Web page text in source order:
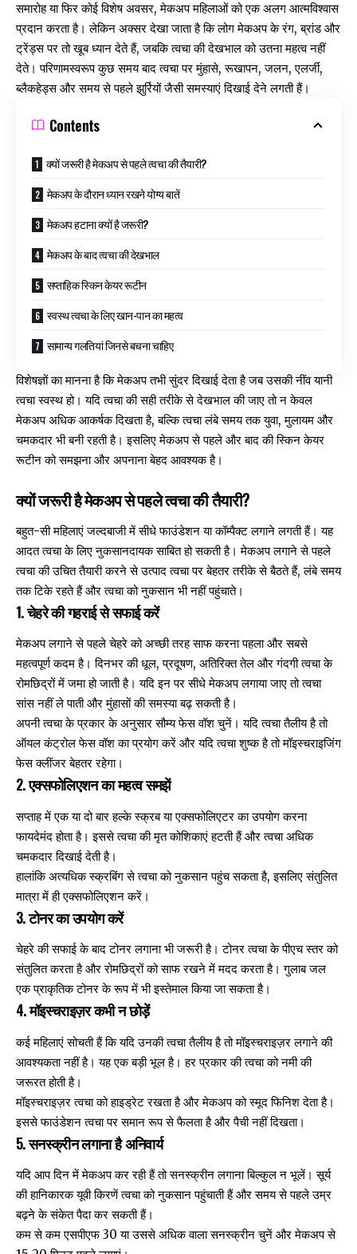
समारोह या फिर कोई विशेष अवसर, मेकअप महिलाओं को एक अलग आत्मविश्वास
प्रदान करता है। लेकिन अक्सर देखा जाता है कि लोग मेकअप के रंग, ब्रांड और
ट्रेंड्स पर तो खूब ध्यान देते हैं, जबकि त्वचा की देखभाल को उतना महत्व नहीं
देते। परिणामस्वरूप कुछ समय बाद त्वचा पर मुंहासे, रूखापन, जलन, एलर्जी,
ब्लैकहेड्स और समय से पहले झुर्रियों जैसी समस्याएं दिखाई देने लगती हैं।
Contents
क्यों जरूरी है मेकअप से पहले त्वचा की तैयारी?
मेकअप के दौरान ध्यान रखने योग्य बातें
मेकअप हटाना क्यों है जरूरी?
मेकअप के बाद त्वचा की देखभाल
सप्ताहिक स्किन केयर रूटीन
स्वस्थ त्वचा के लिए खान-पान का महत्व
सामान्य गलतियां जिनसे बचना चाहिए
विशेषज्ञों का मानना है कि मेकअप तभी सुंदर दिखाई देता है जब उसकी नींव यानी
त्वचा स्वस्थ हो। यदि त्वचा की सही तरीके से देखभाल की जाए तो न केवल
मेकअप अधिक आकर्षक दिखता है, बल्कि त्वचा लंबे समय तक युवा, मुलायम और
चमकदार भी बनी रहती है। इसलिए मेकअप से पहले और बाद की स्किन केयर
रूटीन को समझना और अपनाना बेहद आवश्यक है।
क्यों जरूरी है मेकअप से पहले त्वचा की तैयारी?
बहुत-सी महिलाएं जल्दबाजी में सीधे फाउंडेशन या कॉम्पैक्ट लगाने लगती हैं। यह
आदत त्वचा के लिए नुकसानदायक साबित हो सकती है। मेकअप लगाने से पहले
त्वचा की उचित तैयारी करने से उत्पाद त्वचा पर बेहतर तरीके से बैठते हैं, लंबे समय
तक टिके रहते हैं और त्वचा को नुकसान भी नहीं पहुंचाते।
1. चेहरे की गहराई से सफाई करें
मेकअप लगाने से पहले चेहरे को अच्छी तरह साफ करना पहला और सबसे
महत्वपूर्ण कदम है। दिनभर की धूल, प्रदूषण, अतिरिक्त तेल और गंदगी त्वचा के
रोमछिद्रों में जमा हो जाती है। यदि इन पर सीधे मेकअप लगाया जाए तो त्वचा
सांस नहीं ले पाती और मुंहासों की समस्या बढ़ सकती है।
अपनी त्वचा के प्रकार के अनुसार सौम्य फेस वॉश चुनें। यदि त्वचा तैलीय है तो
ऑयल कंट्रोल फेस वॉश का प्रयोग करें और यदि त्वचा शुष्क है तो मॉइस्चराइजिंग
फेस क्लींजर बेहतर रहेगा।
2. एक्सफोलिएशन का महत्व समझें
सप्ताह में एक या दो बार हल्के स्क्रब या एक्सफोलिएटर का उपयोग करना
फायदेमंद होता है। इससे त्वचा की मृत कोशिकाएं हटती हैं और त्वचा अधिक
चमकदार दिखाई देती है।
हालांकि अत्यधिक स्क्रबिंग से त्वचा को नुकसान पहुंच सकता है, इसलिए संतुलित
मात्रा में ही एक्सफोलिएशन करें।
3. टोनर का उपयोग करें
चेहरे की सफाई के बाद टोनर लगाना भी जरूरी है। टोनर त्वचा के पीएच स्तर को
संतुलित करता है और रोमछिद्रों को साफ रखने में मदद करता है। गुलाब जल
एक प्राकृतिक टोनर के रूप में भी इस्तेमाल किया जा सकता है।
4. मॉइस्चराइज़र कभी न छोड़ें
कई महिलाएं सोचती हैं कि यदि उनकी त्वचा तैलीय है तो मॉइस्चराइज़र लगाने की
आवश्यकता नहीं है। यह एक बड़ी भूल है। हर प्रकार की त्वचा को नमी की
जरूरत होती है।
मॉइस्चराइज़र त्वचा को हाइड्रेट रखता है और मेकअप को स्मूद फिनिश देता है।
इससे फाउंडेशन त्वचा पर समान रूप से फैलता है और पैची नहीं दिखता।
5. सनस्क्रीन लगाना है अनिवार्य
यदि आप दिन में मेकअप कर रही हैं तो सनस्क्रीन लगाना बिल्कुल न भूलें। सूर्य
की हानिकारक यूवी किरणें त्वचा को नुकसान पहुंचाती हैं और समय से पहले उम्र
बढ़ने के संकेत पैदा कर सकती हैं।
कम से कम एसपीएफ 30 या उससे अधिक वाला सनस्क्रीन चुनें और मेकअप से